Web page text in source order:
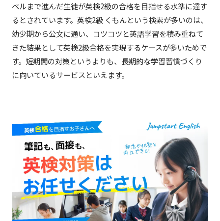
ベルまで進んだ生徒が英検2級の合格を目指せる水準に達す
るとされています。英検2級 くもんという検索が多いのは、
幼少期から公文に通い、コツコツと英語学習を積み重ねて
きた結果として英検2級合格を実現するケースが多いためで
す。短期間の対策というよりも、長期的な学習習慣づくり
に向いているサービスといえます。